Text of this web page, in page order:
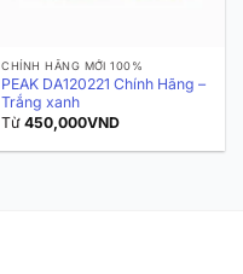
CHÍNH HÃNG MỚI 100%
PEAK DA120221 Chính Hãng –
Trắng xanh
Từ450,000VND